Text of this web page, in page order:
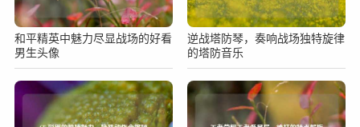
和平精英中魅力尽显战场的好看
男生头像
逆战塔防琴，奏响战场独特旋律
的塔防音乐